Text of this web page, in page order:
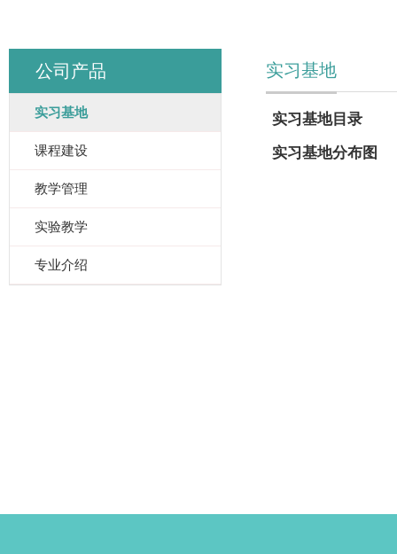
公司产品
实习基地
课程建设
教学管理
实验教学
专业介绍
实习基地
实习基地目录
实习基地分布图